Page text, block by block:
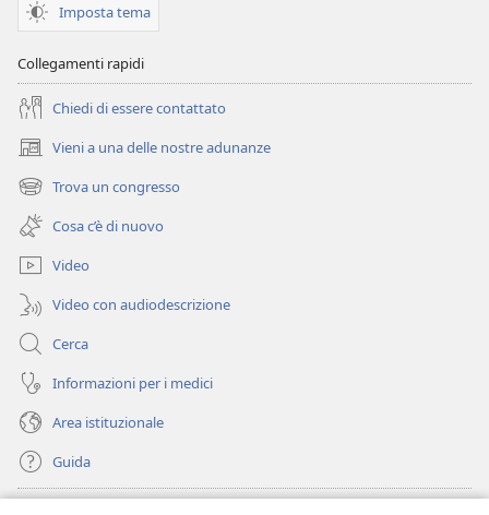
Imposta tema
Collegamenti rapidi
Chiedi di essere contattato
Vieni a una delle nostre adunanze
(apre
una
nuova
finestra)
Trova un congresso
(apre
una
nuova
finestra)
Cosa c’è di nuovo
Video
Video con audiodescrizione
Cerca
Informazioni per i medici
Area istituzionale
Guida